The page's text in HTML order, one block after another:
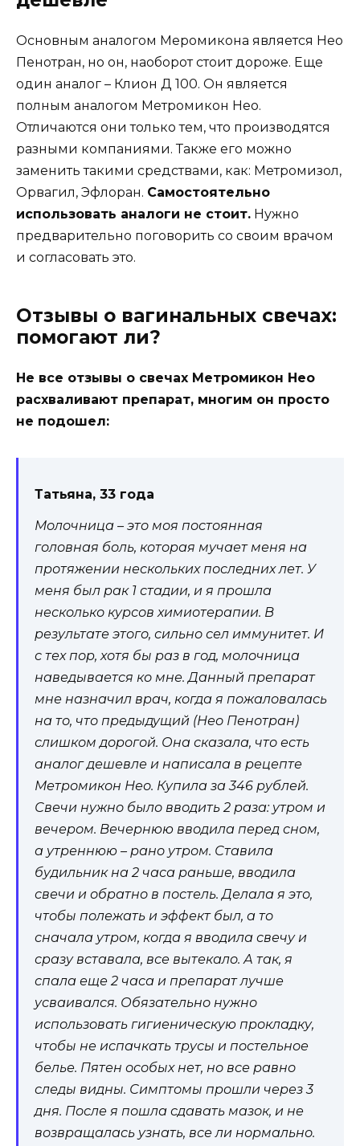
Основным аналогом Меромикона является Нео
Пенотран, но он, наоборот стоит дороже. Еще
один аналог – Клион Д 100. Он является
полным аналогом Метромикон Нео.
Отличаются они только тем, что производятся
разными компаниями. Также его можно
заменить такими средствами, как: Метромизол,
Орвагил, Эфлоран. Самостоятельно
использовать аналоги не стоит. Нужно
предварительно поговорить со своим врачом
и согласовать это.
Отзывы о вагинальных свечах:
помогают ли?
Не все отзывы о свечах Метромикон Нео
расхваливают препарат, многим он просто
не подошел:
Татьяна, 33 года
Молочница – это моя постоянная
головная боль, которая мучает меня на
протяжении нескольких последних лет. У
меня был рак 1 стадии, и я прошла
несколько курсов химиотерапии. В
результате этого, сильно сел иммунитет. И
с тех пор, хотя бы раз в год, молочница
наведывается ко мне. Данный препарат
мне назначил врач, когда я пожаловалась
на то, что предыдущий (Нео Пенотран)
слишком дорогой. Она сказала, что есть
аналог дешевле и написала в рецепте
Метромикон Нео. Купила за 346 рублей.
Свечи нужно было вводить 2 раза: утром и
вечером. Вечернюю вводила перед сном,
а утреннюю – рано утром. Ставила
будильник на 2 часа раньше, вводила
свечи и обратно в постель. Делала я это,
чтобы полежать и эффект был, а то
сначала утром, когда я вводила свечу и
сразу вставала, все вытекало. А так, я
спала еще 2 часа и препарат лучше
усваивался. Обязательно нужно
использовать гигиеническую прокладку,
чтобы не испачкать трусы и постельное
белье. Пятен особых нет, но все равно
следы видны. Симптомы прошли через 3
дня. После я пошла сдавать мазок, и не
возвращалась узнать, все ли нормально.